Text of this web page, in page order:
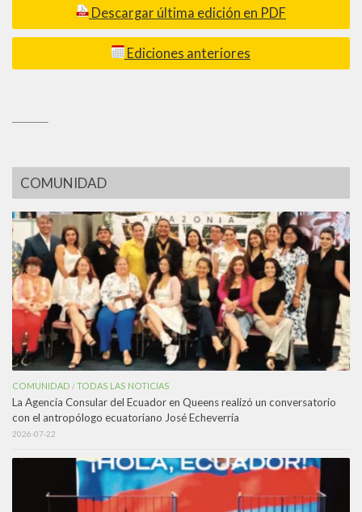
Descargar última edición en PDF
Ediciones anteriores
COMUNIDAD
COMUNIDAD /TODAS LAS NOTICIAS
La Agencia Consular del Ecuador en Queens realizó un conversatorio
con el antropólogo ecuatoriano José Echeverría
2026-07-22